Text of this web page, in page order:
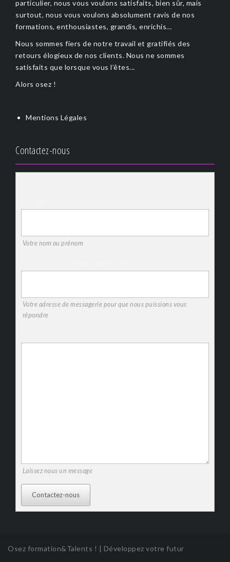
particulier, nous vous voulons satisfaits, bien sûr, mais
surtout, nous vous voulons absolument ravis de nos
formations, enthousiastes, grandis, enrichis…
Nous sommes fiers de notre travail et gratifiés des
retours élogieux de nos clients. Nous ne sommes
satisfaits que lorsque vous l’êtes...
Alors osez !
Mentions Légales
Contactez-nous
Votre nom ou prénom
Votre adresse de messagerie pour que nous puissions vous
répondre
Laissez nous un message
Contactez-nous
Osez formation&Talents ! | Développez votre futur